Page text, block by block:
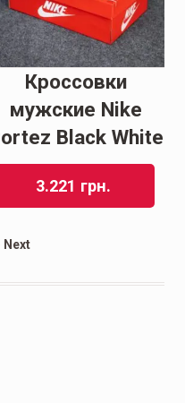
Кроссовки
мужские Nike
Black White
3.221 грн.
Next